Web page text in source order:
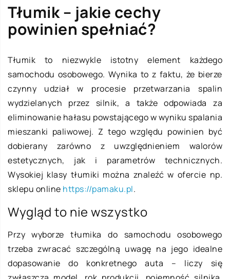
Tłumik – jakie cechy
powinien spełniać?
Tłumik to niezwykle istotny element każdego
samochodu osobowego. Wynika to z faktu, że bierze
czynny udział w procesie przetwarzania spalin
wydzielanych przez silnik, a także odpowiada za
eliminowanie hałasu powstającego w wyniku spalania
mieszanki paliwowej. Z tego względu powinien być
dobierany zarówno z uwzględnieniem walorów
estetycznych, jak i parametrów technicznych.
Wysokiej klasy tłumiki można znaleźć w ofercie np.
sklepu online https://pamaku.pl.
Wygląd to nie wszystko
Przy wyborze tłumika do samochodu osobowego
trzeba zwracać szczególną uwagę na jego idealne
dopasowanie do konkretnego auta – liczy się